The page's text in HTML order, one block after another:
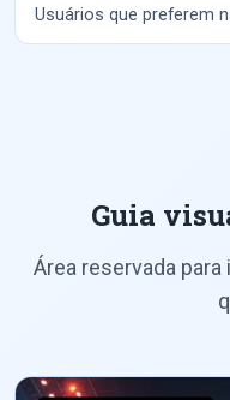
Usuários que preferem
Guia
Área reservada